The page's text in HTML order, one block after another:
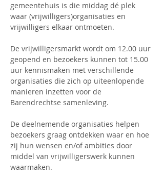
gemeentehuis is die middag dé plek
waar (vrijwilligers)organisaties en
vrijwilligers elkaar ontmoeten.
De vrijwilligersmarkt wordt om 12.00 uur
geopend en bezoekers kunnen tot 15.00
uur kennismaken met verschillende
organisaties die zich op uiteenlopende
manieren inzetten voor de
Barendrechtse samenleving.
De deelnemende organisaties helpen
bezoekers graag ontdekken waar en hoe
zij hun wensen en/of ambities door
middel van vrijwilligerswerk kunnen
waarmaken.